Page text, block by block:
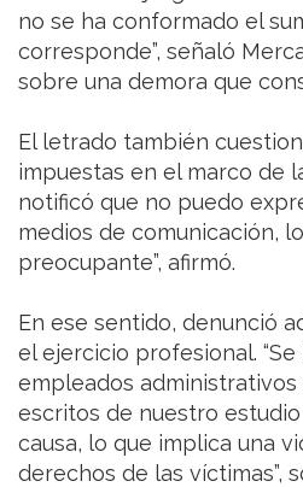
no se ha conformado el
corresponde”, señaló
sobre una demora que
El letrado también
impuestas en el marco de
notificó que no puedo
medios de comunicación,
preocupante”, afirmó.
En ese sentido, denunció
el ejercicio profesional.
empleados
escritos de nuestro
causa, lo que implica una
derechos de las víctimas”,